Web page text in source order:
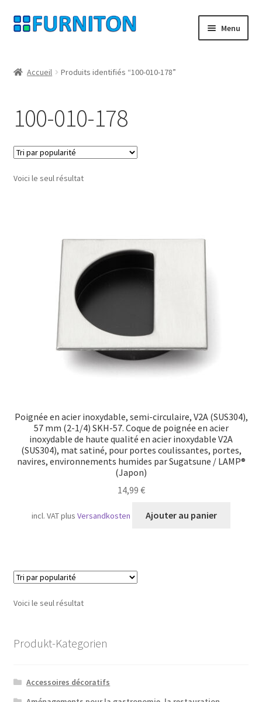
Aller
à
navigation
Aller
au
Menu
Protection des données
Droit de rétractation
Contact
CONDITIONS GÉNÉRALES DE VENTE
Transport maritime
Accueil Produits identifiés “100-010-178”
100-010-178
Voici le seul résultat
Poignée en acier inoxydable, semi-circulaire, V2A (SUS304),
57 mm (2-1/4) SKH-57. Coque de poignée en acier
inoxydable de haute qualité en acier inoxydable V2A
(SUS304), mat satiné, pour portes coulissantes, portes,
navires, environnements humides par Sugatsune / LAMP®
(Japon)
14,99 €
incl. VATplusVersandkosten Ajouter au panier
Voici le seul résultat
Produkt-Kategorien
Accessoires décoratifs